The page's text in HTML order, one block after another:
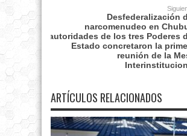
Desfederalización
narcomenudeo en
autoridades de los tres Poderes
Estado concretaron la
reunión de la
ARTÍCULOS RELACIONADOS